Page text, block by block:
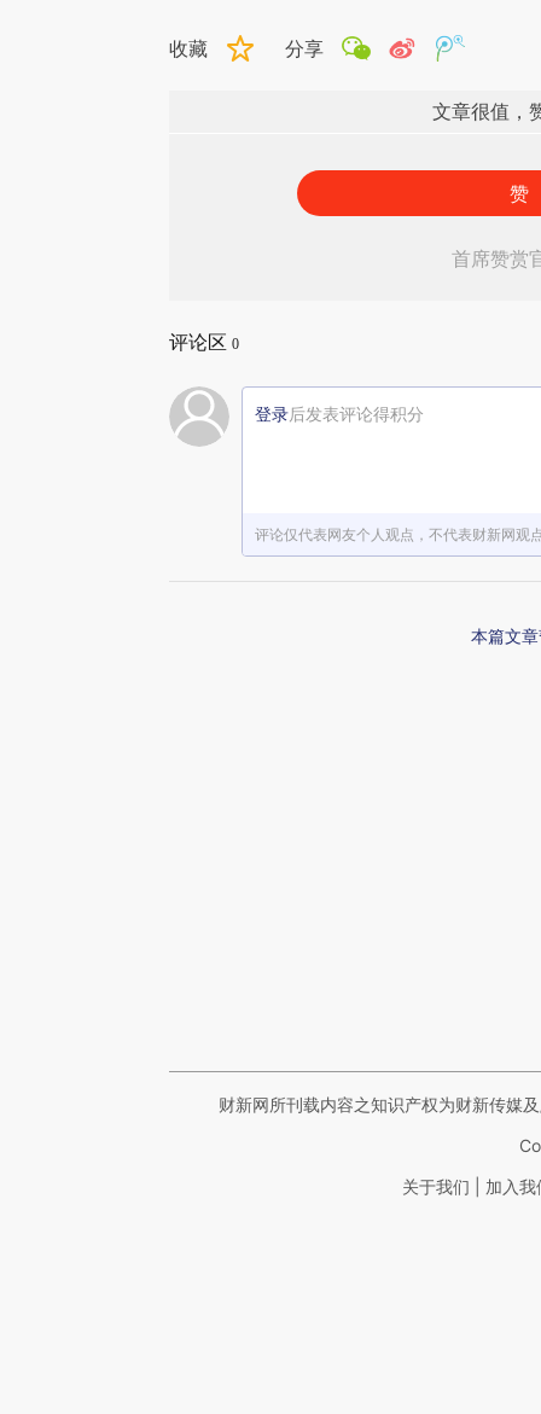
收藏 分享
文章很值，
赞
首席赞赏
评论区 0
登录后发表评论得积分
评论仅代表网友个人观点，不代表财新网观
本篇文
财新网所刊载内容之知识产权为财新传媒
关于我们 加入我